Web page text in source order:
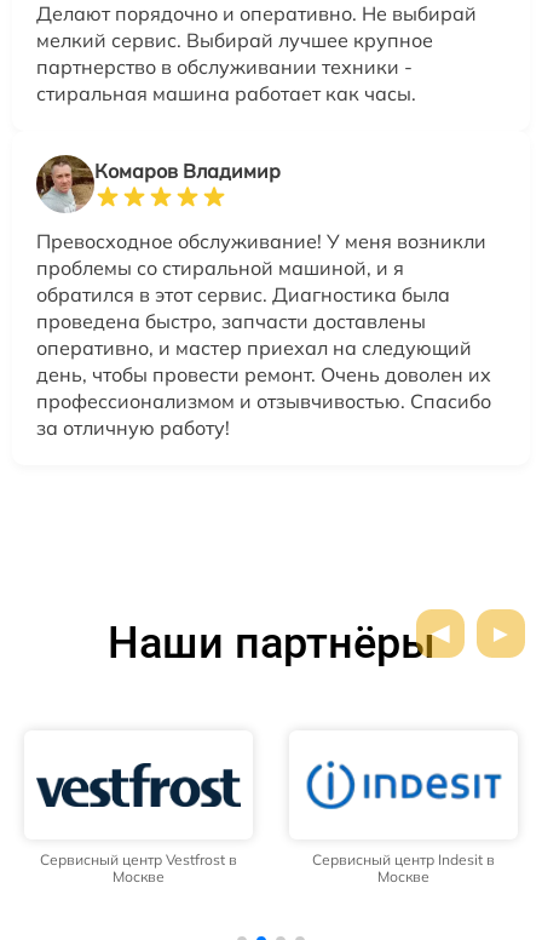
Делают порядочно и оперативно. Не выбирай
мелкий сервис. Выбирай лучшее крупное
партнерство в обслуживании техники -
стиральная машина работает как часы.
Комаров Владимир
Превосходное обслуживание! У меня возникли
проблемы со стиральной машиной, и я
обратился в этот сервис. Диагностика была
проведена быстро, запчасти доставлены
оперативно, и мастер приехал на следующий
день, чтобы провести ремонт. Очень доволен их
профессионализмом и отзывчивостью. Спасибо
за отличную работу!
Наши партнёры
Сервисный центр Vestfrost в
Москве
Сервисный центр Indesit в
Москве